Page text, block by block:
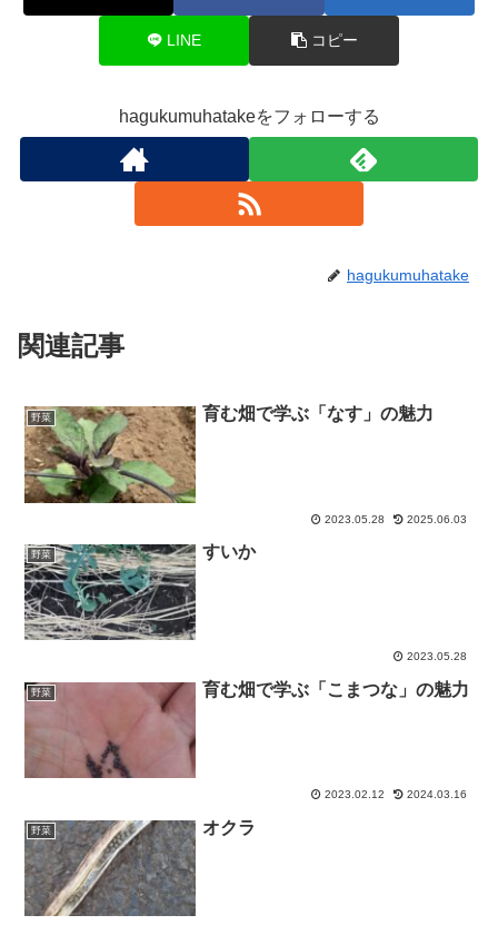
LINE コピー
hagukumuhatakeをフォローする
hagukumuhatake
関連記事
野菜 育む畑で学ぶ「なす」の魅力
2023.05.28 2025.06.03
野菜 すいか
2023.05.28
野菜 育む畑で学ぶ「こまつな」の魅力
2023.02.12 2024.03.16
野菜 オクラ